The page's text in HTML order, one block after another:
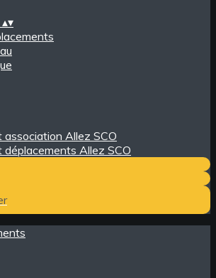
▴▾
association Allez SCO
déplacements Allez SCO